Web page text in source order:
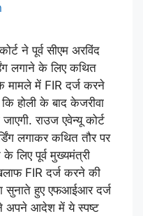
ने पूर्व सीएम अरविंद
लगाने के लिए कथित
मामले में FIR दर्ज करने
होली के बाद केजरीवा
राउज एवेन्यू कोर्ट
लगाकर कथित तौर पर
लिए पूर्व मुख्यमंत्री
FIR दर्ज करने की
सुनाते हुए एफआईआर दर्ज
अपने आदेश में ये स्पष्ट